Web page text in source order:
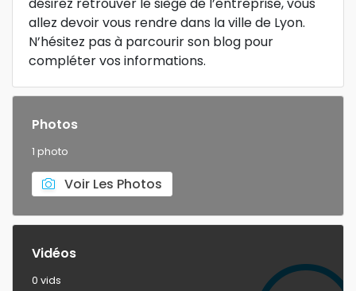
allez devoir vous rendre dans la ville de Lyon.
N’hésitez pas à parcourir son blog pour
compléter vos informations.
Photos
1 photo
Voir Les Photos
Vidéos
0 vids